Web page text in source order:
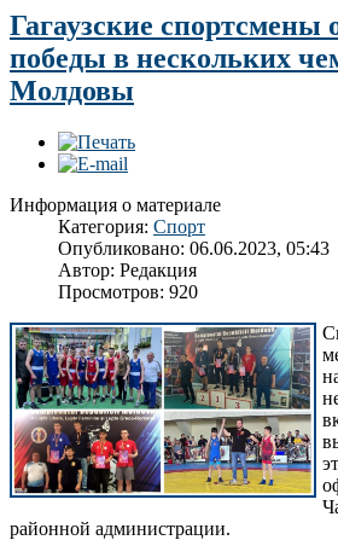
Гагаузские спортсмены
победы в нескольких
Молдовы
Информация о материале
Категория: Спорт
Опубликовано: 06.06.2023, 05:43
Автор: Редакция
Просмотров: 920
районной администрации.